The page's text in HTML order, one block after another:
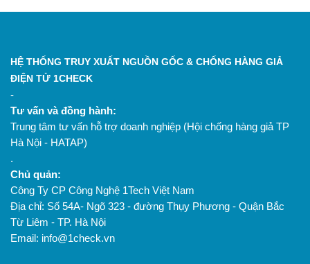
HỆ THỐNG TRUY XUẤT NGUỒN GỐC & CHỐNG HÀNG GIẢ
ĐIỆN TỬ 1CHECK
-
Tư vấn và đồng hành:
Trung tâm tư vấn hỗ trợ doanh nghiệp (Hội chống hàng giả TP
Hà Nội - HATAP)
.
Chủ quản:
Công Ty CP Công Nghệ 1Tech Việt Nam
Địa chỉ: Số 54A- Ngõ 323 - đường Thụy Phương - Quận Bắc
Từ Liêm - TP. Hà Nội
Email: info@1check.vn